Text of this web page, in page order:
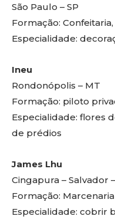
São Paulo – SP
Formação:
Especialidade:
Ineu
Rondonópolis – MT
Formação: piloto
Especialidade: flores
de prédios
James Lhu
Cingapura – Salvador
Formação: Marcenaria
Especialidade: cobrir